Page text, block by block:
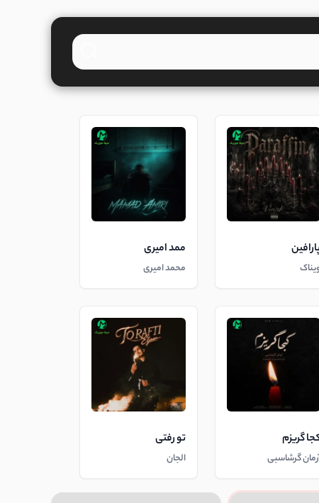
ممد امیری
محمد امیری
گریزم
گرشاسبی
تو رفتی
الجان